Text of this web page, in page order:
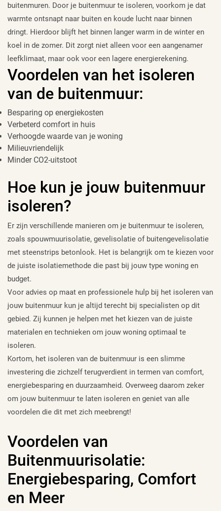
buitenmuren. Door je buitenmuur te isoleren, voorkom je dat
warmte ontsnapt naar buiten en koude lucht naar binnen
dringt. Hierdoor blijft het binnen langer warm in de winter en
koel in de zomer. Dit zorgt niet alleen voor een aangenamer
leefklimaat, maar ook voor een lagere energierekening.
Voordelen van het isoleren
van de buitenmuur:
Besparing op energiekosten
Verbeterd comfort in huis
Verhoogde waarde van je woning
Milieuvriendelijk
Minder CO2-uitstoot
Hoe kun je jouw buitenmuur
isoleren?
Er zijn verschillende manieren om je buitenmuur te isoleren,
zoals spouwmuurisolatie, gevelisolatie of buitengevelisolatie
met steenstrips betonlook. Het is belangrijk om te kiezen voor
de juiste isolatiemethode die past bij jouw type woning en
budget.
Voor advies op maat en professionele hulp bij het isoleren van
jouw buitenmuur kun je altijd terecht bij specialisten op dit
gebied. Zij kunnen je helpen met het kiezen van de juiste
materialen en technieken om jouw woning optimaal te
isoleren.
Kortom, het isoleren van de buitenmuur is een slimme
investering die zichzelf terugverdient in termen van comfort,
energiebesparing en duurzaamheid. Overweeg daarom zeker
om jouw buitenmuur te laten isoleren en geniet van alle
voordelen die dit met zich meebrengt!
Voordelen van
Buitenmuurisolatie:
Energiebesparing, Comfort
en Meer